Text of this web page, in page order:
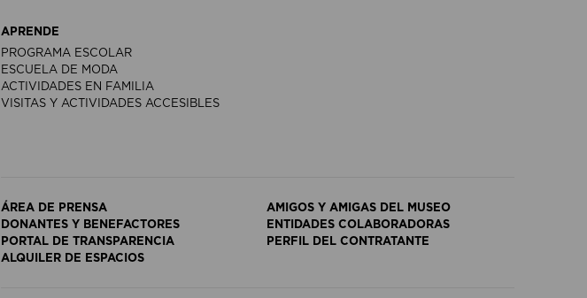
APRENDE
PROGRAMA ESCOLAR
ESCUELA DE MODA
ACTIVIDADES EN FAMILIA
VISITAS Y ACTIVIDADES ACCESIBLES
ÁREA DE PRENSA
AMIGOS Y AMIGAS DEL MUSEO
DONANTES Y BENEFACTORES
ENTIDADES COLABORADORAS
PORTAL DE TRANSPARENCIA
PERFIL DEL CONTRATANTE
ALQUILER DE ESPACIOS